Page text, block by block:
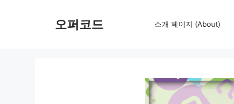
오퍼코드 소개 페이지 (About)